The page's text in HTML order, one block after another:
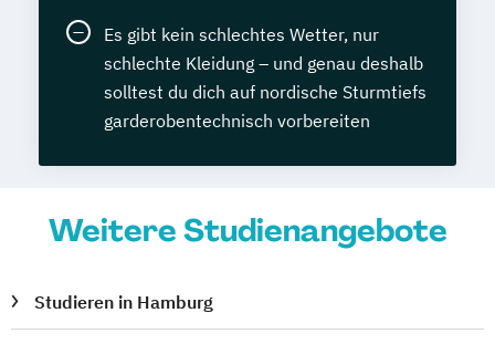
Es gibt kein schlechtes Wetter, nur
schlechte Kleidung – und genau deshalb
solltest du dich auf nordische Sturmtiefs
garderobentechnisch vorbereiten
Weitere Studienangebote
Studieren in Hamburg